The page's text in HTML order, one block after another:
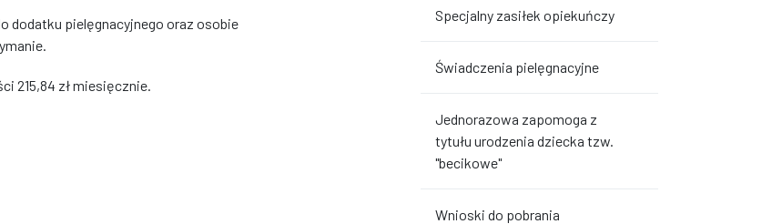
dodatku pielęgnacyjnego oraz osobie
215,84 zł miesięcznie.
Specjalny zasiłek opiekuńczy
Świadczenia pielęgnacyjne
Jednorazowa zapomoga z
tytułu urodzenia dziecka tzw.
"becikowe"
Wnioski do pobrania